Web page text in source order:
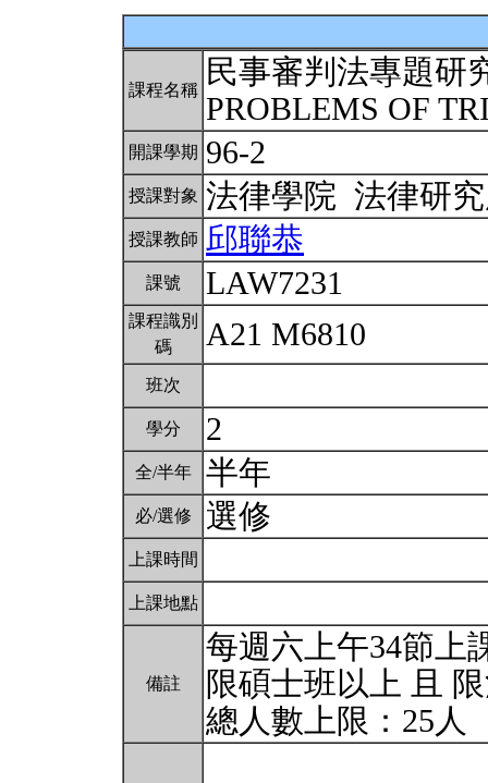
課程名稱 民事審判法專題研
PROBLEMS OF
開課學期 96-2
授課對象 法律學院 法律研
授課教師 邱聯恭
課號 LAW7231
課程識別
碼
A21 M6810
班次
學分 2
全/半年 半年
必/選修 選修
上課時間
上課地點
備註
每週六上午34節上
限碩士班以上 且
總人數上限：25人